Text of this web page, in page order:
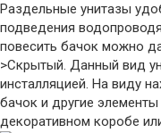
Раздельные унитазы
подведения
повесить бачок можно
>Скрытый. Данный вид
инсталляцией. На виду
бачок и другие
декоративном коробе